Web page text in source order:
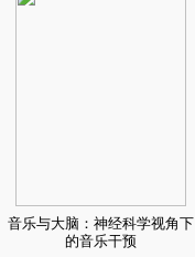
音乐与大脑：神经科学视角下
的音乐干预